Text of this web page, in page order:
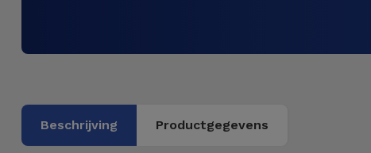
Beschrijving Productgegevens